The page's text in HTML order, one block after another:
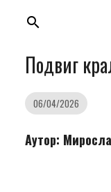
search
Подвиг
06/04/2026
Аутор: